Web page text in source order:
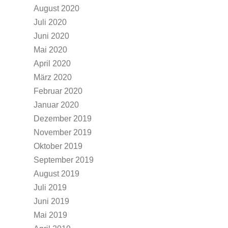
August 2020
Juli 2020
Juni 2020
Mai 2020
April 2020
März 2020
Februar 2020
Januar 2020
Dezember 2019
November 2019
Oktober 2019
September 2019
August 2019
Juli 2019
Juni 2019
Mai 2019